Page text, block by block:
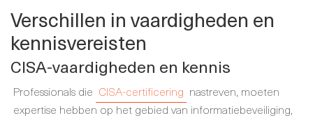
Verschillen in vaardigheden en
kennisvereisten
CISA-vaardigheden en kennis
Professionals die CISA-certificering nastreven, moeten
expertise hebben op het gebied van informatiebeveiliging,